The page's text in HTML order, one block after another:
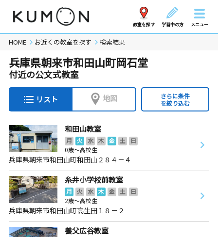
教室を探す 学習中の方 メニュー
HOME お近くの教室を探す 検索結果
兵庫県朝来市和田山町岡石堂
付近の公文式教室
リスト 地図
さらに条件
を絞り込む
和田山教室
月 火 水 木 金 土
日
0歳～高校生
兵庫県朝来市和田山町和田山２８４－４
糸井小学校前教室
月 火 水 木 金 土
日
2歳～高校生
兵庫県朝来市和田山町高生田１８－２
養父広谷教室